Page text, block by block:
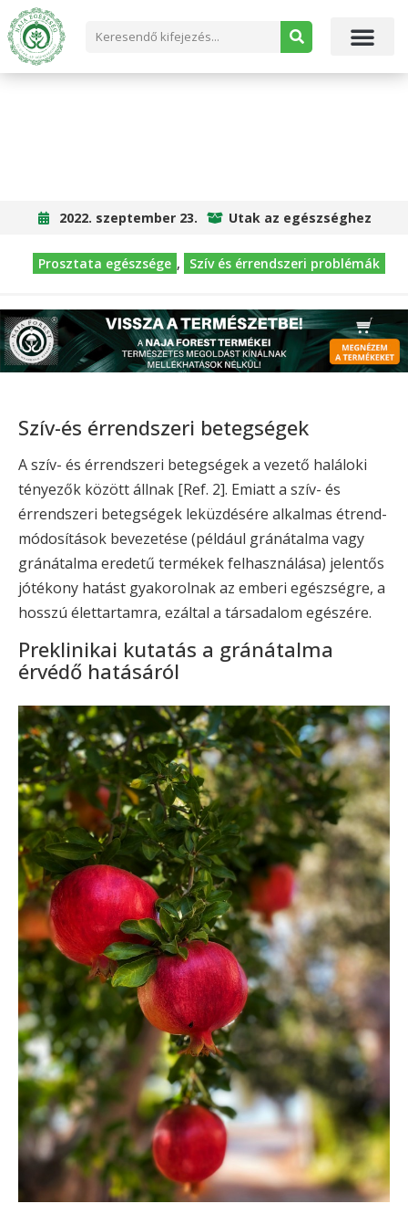
2022. szeptember 23. Utak az egészséghez
Prosztata egészsége , Szív és érrendszeri problémák
Szív-és érrendszeri betegségek
A szív- és érrendszeri betegségek a vezető haláloki
tényezők között állnak [Ref. 2]. Emiatt a szív- és
érrendszeri betegségek leküzdésére alkalmas étrend-
módosítások bevezetése (például gránátalma vagy
gránátalma eredetű termékek felhasználása) jelentős
jótékony hatást gyakorolnak az emberi egészségre, a
hosszú élettartamra, ezáltal a társadalom egészére.
Preklinikai kutatás a gránátalma
érvédő hatásáról